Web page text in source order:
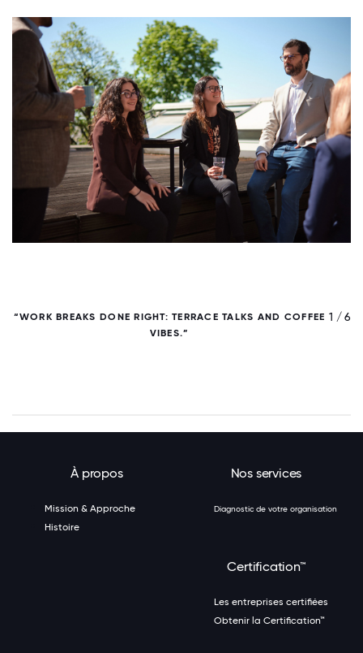
“WORK BREAKS DONE RIGHT: TERRACE TALKS AND COFFEE
VIBES.”
1 / 6
À propos
Mission & Approche
Histoire
Nos services
Diagnostic de votre organisation
Certification™
Les entreprises certifiées
Obtenir la Certification™